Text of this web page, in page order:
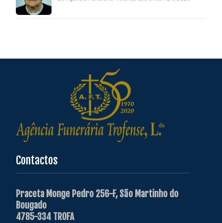
Contactos
Praceta Monge Pedro 256-F, São Martinho do
Bougado
4785-334 TROFA